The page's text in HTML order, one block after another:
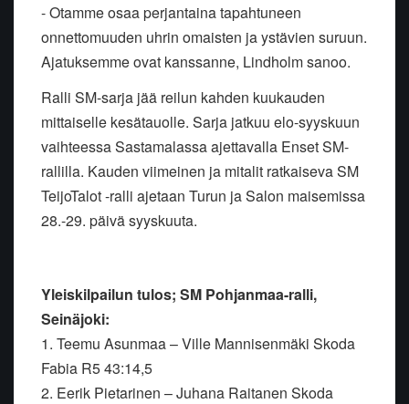
- Otamme osaa perjantaina tapahtuneen
onnettomuuden uhrin omaisten ja ystävien suruun.
Ajatuksemme ovat kanssanne, Lindholm sanoo.
Ralli SM-sarja jää reilun kahden kuukauden
mittaiselle kesätauolle. Sarja jatkuu elo-syyskuun
vaihteessa Sastamalassa ajettavalla Enset SM-
rallilla. Kauden viimeinen ja mitalit ratkaiseva SM
TeijoTalot -ralli ajetaan Turun ja Salon maisemissa
28.-29. päivä syyskuuta.
Yleiskilpailun tulos; SM Pohjanmaa-ralli,
Seinäjoki:
1. Teemu Asunmaa – Ville Mannisenmäki Skoda
Fabia R5 43:14,5
2. Eerik Pietarinen – Juhana Raitanen Skoda